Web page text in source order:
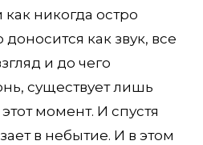
никогда остро
доносится как звук, все
и до чего
существует лишь
момент. И спустя
в небытие. И в этом